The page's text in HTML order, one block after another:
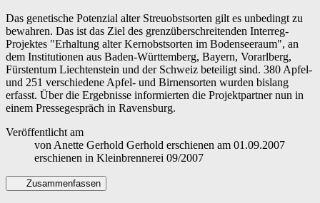
Das genetische Potenzial alter Streuobstsorten gilt es unbedingt zu
bewahren. Das ist das Ziel des grenzüberschreitenden Interreg-
Projektes "Erhaltung alter Kernobstsorten im Bodenseeraum", an
dem Institutionen aus Baden-Württemberg, Bayern, Vorarlberg,
Fürstentum Liechtenstein und der Schweiz beteiligt sind. 380 Apfel-
und 251 verschiedene Apfel- und Birnensorten wurden bislang
erfasst. Über die Ergebnisse informierten die Projektpartner nun in
einem Pressegespräch in Ravensburg.
Veröffentlicht am
von Anette Gerhold Gerhold erschienen am 01.09.2007
erschienen in Kleinbrennerei 09/2007
Zusammenfassen